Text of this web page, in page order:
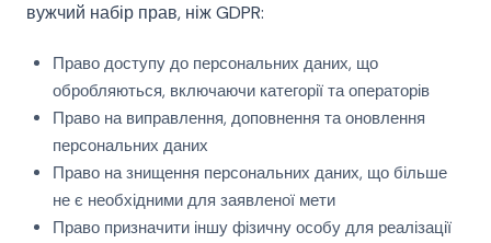
вужчий набір прав, ніж GDPR:
Право доступу до персональних даних, що
обробляються, включаючи категорії та операторів
Право на виправлення, доповнення та оновлення
персональних даних
Право на знищення персональних даних, що більше
не є необхідними для заявленої мети
Право призначити іншу фізичну особу для реалізації